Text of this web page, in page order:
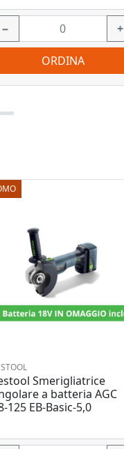
Smerigliatrice
a batteria AGC
125 EB-Basic-5,0
− +
ORDINA